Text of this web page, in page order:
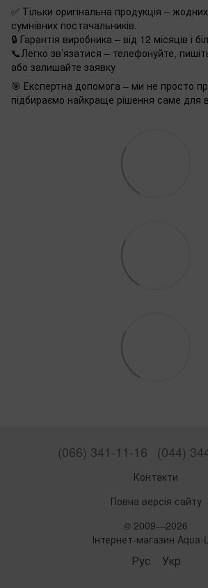
✅ Тільки оригінальна продукція –
сумнівних постачальників.
🔒 Гарантія виробника – від 12 місяців і
📞Легко зв’язатися – телефонуйте,
або залишайте заявку
🎯 Експертна допомога – ми не просто
підбираємо найкраще рішення саме для
(066) 341-11-16 (044)
Контакти
Повна версія сайту
© 2009—2026
Інтернет-магазин Aqua-
Рус Укр